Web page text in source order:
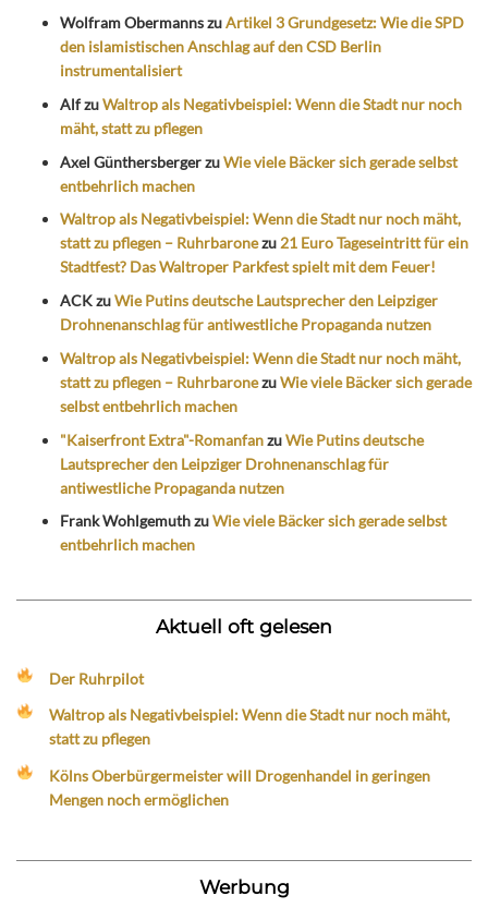
Wolfram ObermannszuArtikel 3 Grundgesetz: Wie die SPD
den islamistischen Anschlag auf den CSD Berlin
instrumentalisiert
AlfzuWaltrop als Negativbeispiel: Wenn die Stadt nur noch
mäht, statt zu pflegen
Axel GünthersbergerzuWie viele Bäcker sich gerade selbst
entbehrlich machen
Waltrop als Negativbeispiel: Wenn die Stadt nur noch mäht,
statt zu pflegen – Ruhrbaronezu 21 Euro Tageseintritt für ein
Stadtfest? Das Waltroper Parkfest spielt mit dem Feuer!
ACKzuWie Putins deutsche Lautsprecher den Leipziger
Drohnenanschlag für antiwestliche Propaganda nutzen
Waltrop als Negativbeispiel: Wenn die Stadt nur noch mäht,
statt zu pflegen – RuhrbaronezuWie viele Bäcker sich gerade
selbst entbehrlich machen
"Kaiserfront Extra"-RomanfanzuWie Putins deutsche
Lautsprecher den Leipziger Drohnenanschlag für
antiwestliche Propaganda nutzen
Frank WohlgemuthzuWie viele Bäcker sich gerade selbst
entbehrlich machen
Aktuell oft gelesen
Der Ruhrpilot
Waltrop als Negativbeispiel: Wenn die Stadt nur noch mäht,
statt zu pflegen
Kölns Oberbürgermeister will Drogenhandel in geringen
Mengen noch ermöglichen
Werbung